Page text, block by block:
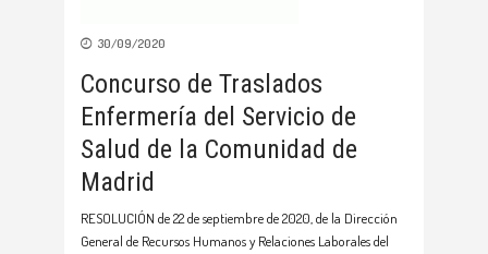
30/09/2020
Concurso de Traslados
Enfermería del Servicio de
Salud de la Comunidad de
Madrid
RESOLUCIÓN de 22 de septiembre de 2020, de la Dirección
General de Recursos Humanos y Relaciones Laborales del